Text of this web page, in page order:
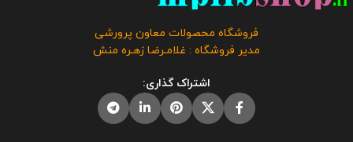
فروشگاه محصولات معاون پرورشی
مدیر فروشگاه : غلامـرضا زهـره منش
اشتراک گذاری: